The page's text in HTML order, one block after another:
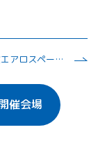
筑波エアロスペーススクール2025
催会場